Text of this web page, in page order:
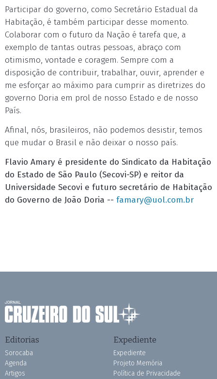
Participar do governo, como Secretário Estadual da
Habitação, é também participar desse momento.
Colaborar com o futuro da Nação é tarefa que, a
exemplo de tantas outras pessoas, abraço com
otimismo, vontade e coragem. Sempre com a
disposição de contribuir, trabalhar, ouvir, aprender e
me esforçar ao máximo para cumprir as diretrizes do
governo Doria em prol de nosso Estado e de nosso
País.
Afinal, nós, brasileiros, não podemos desistir, temos
que mudar o Brasil e não deixar o nosso país.
Flavio Amary é presidente do Sindicato da Habitação
do Estado de São Paulo (Secovi-SP) e reitor da
Universidade Secovi e futuro secretário de Habitação
do Governo de João Doria -- famary@uol.com.br
Editorias
Sorocaba
Agenda
Artigos
Expediente
Expediente
Projeto Memória
Política de Privacidade